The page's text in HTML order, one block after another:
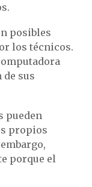
posibles
los técnicos.
sus
pueden
propios
porque el